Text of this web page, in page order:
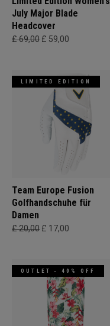
July Major Blade
Headcover
£ 69,00 £ 59,00
LIMITED EDITION
Team Europe Fusion
Golfhandschuhe für
Damen
£ 20,00 £ 17,00
OUTLET - 40% OFF